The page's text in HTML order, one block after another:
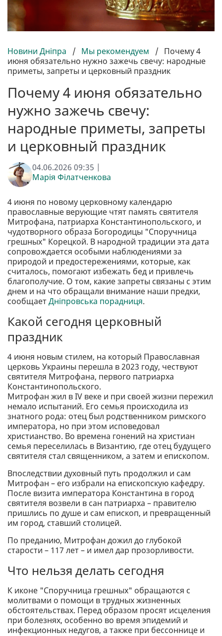
Новини Дніпра / Мы рекомендуем / Почему 4
июня обязательно нужно зажечь свечу: народные
приметы, запреты и церковный праздник
Почему 4 июня обязательно
нужно зажечь свечу:
народные приметы, запреты
и церковный праздник
04.06.2026 09:35 |
Марія Філатченкова
4 июня по новому церковному календарю
православные верующие чтят память святителя
Митрофана, патриарха Константинопольского, и
чудотворного образа Богородицы "Споручница
грешных" Корецкой. В народной традиции эта дата
сопровождается особыми наблюдениями за
природой и предостережениями, которые, как
считалось, помогают избежать бед и привлечь
благополучие. О том, какие запреты связаны с этим
днем ​​и на что обращали внимание наши предки,
сообщаетДніпровська порадниця.
Какой сегодня церковный
праздник
4 июня новым стилем, на который Православная
церковь Украины перешла в 2023 году, чествуют
святителя Митрофана, первого патриарха
Константинопольского.
Митрофан жил в IV веке и при своей жизни пережил
немало испытаний. Его семья происходила из
знатного рода: отец был родственником римского
императора, но при этом исповедовал
христианство. Во времена гонений на христиан
семья переселилась в Византию, где отец будущего
святителя стал священником, а затем и епископом.
Впоследствии духовный путь продолжил и сам
Митрофан – его избрали на епископскую кафедру.
После визита императора Константина в город
святителя возвели в сан патриарха – правителю
пришлись по душе и сам епископ, и превращенный
им город, ставший столицей.
По преданию, Митрофан дожил до глубокой
старости – 117 лет – и имел дар прозорливости.
Что нельзя делать сегодня
К иконе "Споручница грешных" обращаются с
молитвами о помощи в трудных жизненных
обстоятельствах. Перед образом просят исцеления
при болезнях, особенно во время эпидемий и
инфекционных недугов, а также при бессоннице и